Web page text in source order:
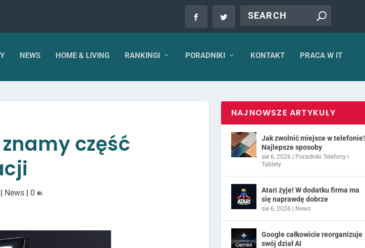
NEWS HOME & LIVING RANKINGI PORADNIKI KONTAKT PRACA W IT
część
| News| 0
NAJNOWSZE ARTYKUŁY
Jak zwolnić miejsce w
Najlepsze sposoby
sie 6, 2026 | Poradniki Telefony i
Tablety
Atari żyje! W dodatku firma ma
się naprawdę dobrze
sie 6, 2026 | News
Google całkowicie reorganizuje
swój dział AI